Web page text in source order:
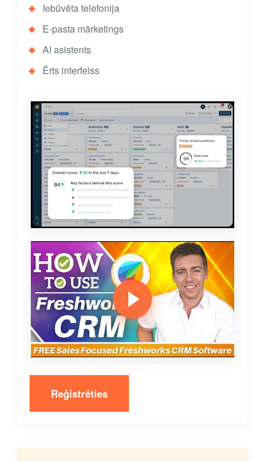
Iebūvēta telefonija
E-pasta mārketings
AI asistents
Ērts interfeiss
Reģistrēties